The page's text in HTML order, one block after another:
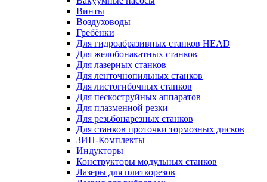
Винты
Воздуховоды
Гребёнки
Для гидроабразивных станков HEAD
Для желобонакатных станков
Для лазерных станков
Для ленточнопильных станков
Для листогибочных станков
Для пескоструйных аппаратов
Для плазменной резки
Для резьбонарезных станков
Для станков проточки тормозных дисков
ЗИП-Комплекты
Индукторы
Конструкторы модульных станков
Лазеры для плиткорезов